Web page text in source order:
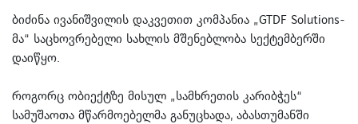
ბიძინა ივანიშვილის დაკვეთით კომპანია „GTDF Solutions-
მა“ საცხოვრებელი სახლის მშენებლობა სექტემბერში
დაიწყო.
როგორც ობიექტზე მისულ „სამხრეთის კარიბჭეს“
სამუშაოთა მწარმოებელმა განუცხადა, აბასთუმანში